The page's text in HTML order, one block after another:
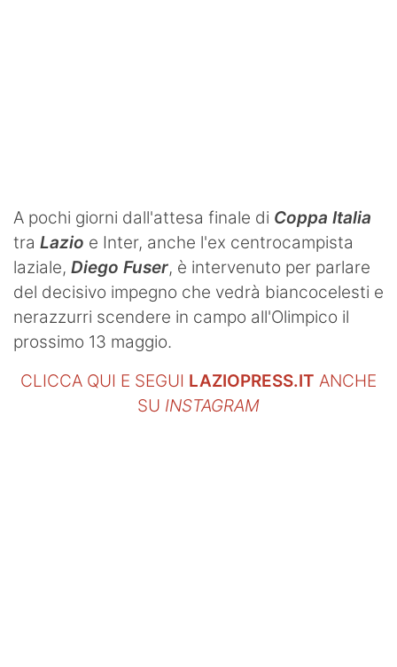
A pochi giorni dall'attesa finale di Coppa Italia
tra Lazio e Inter, anche l'ex centrocampista
laziale, Diego Fuser, è intervenuto per parlare
del decisivo impegno che vedrà biancocelesti e
nerazzurri scendere in campo all'Olimpico il
prossimo 13 maggio.
CLICCA QUI E SEGUI LAZIOPRESS.IT ANCHE
SU INSTAGRAM